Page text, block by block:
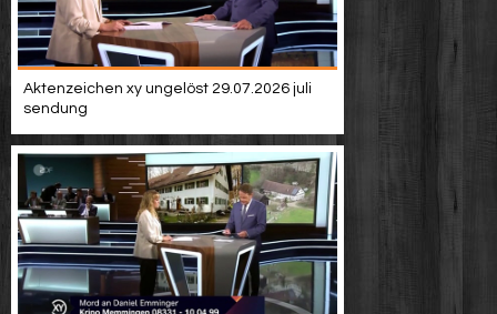
Aktenzeichen xy ungelöst 29.07.2026 juli
sendung